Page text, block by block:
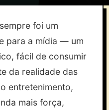
sempre foi um
para a mídia — um
fácil de consumir
da realidade das
entretenimento,
mais força,